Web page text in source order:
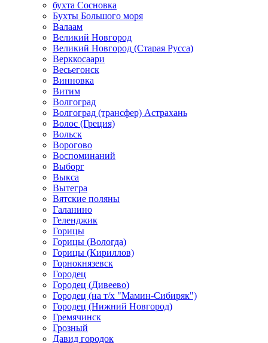
бухта Сосновка
Бухты Большого моря
Валаам
Великий Новгород
Великий Новгород (Старая Русса)
Верккосаари
Весьегонск
Винновка
Витим
Волгоград
Волгоград (трансфер) Астрахань
Волос (Греция)
Вольск
Ворогово
Воспоминаний
Выборг
Выкса
Вытегра
Вятские поляны
Галанино
Геленджик
Горицы
Горицы (Вологда)
Горицы (Кириллов)
Горнокнязевск
Городец
Городец (Дивеево)
Городец (на т/х "Мамин-Сибиряк")
Городец (Нижний Новгород)
Гремячинск
Грозный
Давид городок